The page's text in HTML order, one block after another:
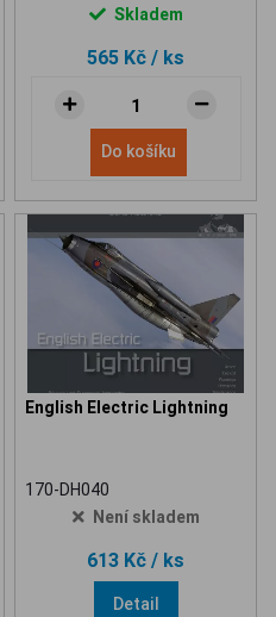
Skladem
565 Kč / ks
Do košíku
English Electric Lightning
170-DH040
Není skladem
613 Kč / ks
Detail